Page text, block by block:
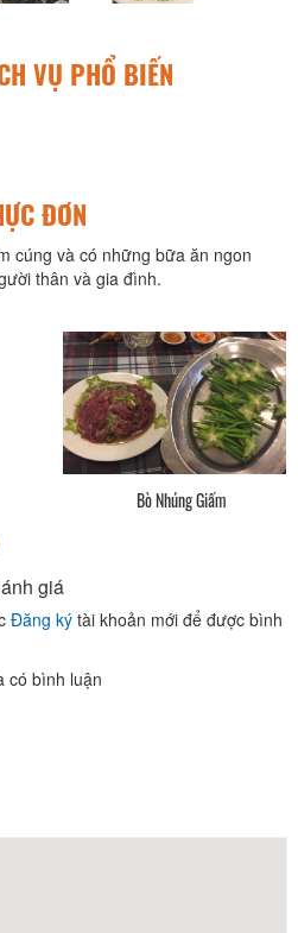
VỤ PHỔ BIẾN
ĐƠN
cúng và có những bữa ăn ngon
thân và gia đình.
giá
Đăng ký tài khoản mới để được bình
có bình luận